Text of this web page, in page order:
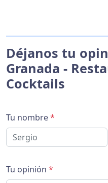
Déjanos tu
Granada -
Cocktails
Tu nombre*
Tu opinión *